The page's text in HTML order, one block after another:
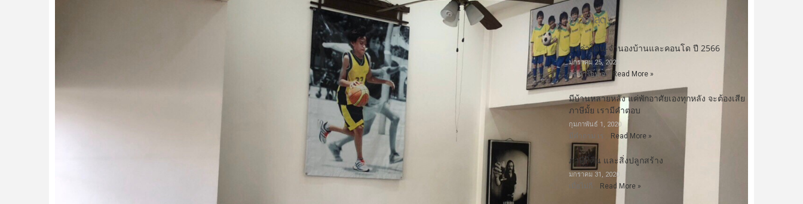
ข่าวล่าสุด
ลดค่าโอน-จำนองบ้านและคอนโด ปี 2566
มกราคม 25, 2023
ลดค่าโอน-จ … Read More »
มีบ้านหลายหลัง แค่พักอาศัยเองทุกหลัง จะต้องเสีย
ภาษีมั้ย เรามีคำตอบ
กุมภาพันธ์ 1, 2020
มีคำถาม เร … Read More »
ภาษีที่ดิน และสิ่งปลูกสร้าง
มกราคม 31, 2020
เมื่อไม่กี … Read More »